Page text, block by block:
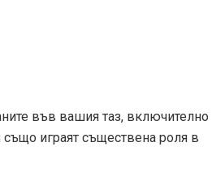
във вашия таз, включително
също играят съществена роля в